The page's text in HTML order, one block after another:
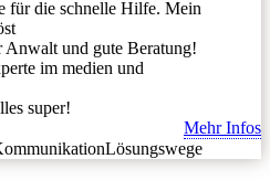
für die schnelle Hilfe. Mein
und gute Beratung!
im medien und
super!
Mehr Infos
Lösungswege